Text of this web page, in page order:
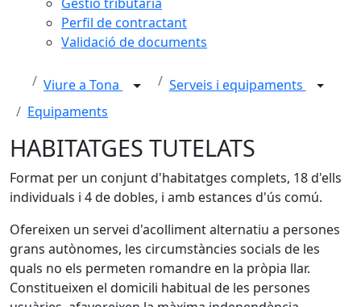
Perfil de contractant
Validació de documents
Viure a Tona
Serveis i equipaments
Equipaments
HABITATGES TUTELATS
Format per un conjunt d'habitatges complets, 18 d'ells
individuals i 4 de dobles, i amb estances d'ús comú.
Ofereixen un servei d'acolliment alternatiu a persones
grans autònomes, les circumstàncies socials de les
quals no els permeten romandre en la pròpia llar.
Constitueixen el domicili habitual de les persones